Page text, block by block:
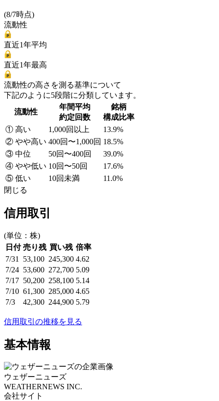
(8/7時点)
流動性
直近1年平均
直近1年最高
流動性の高さを測る基準について
下記のように5段階に分類しています。
流動性
年間平均
約定回数
銘柄
構成比率
① 高い
1,000回以上
13.9%
② やや高い 400回〜1,000回 18.5%
③ 中位
50回〜400回
39.0%
④ やや低い 10回〜50回
17.6%
⑤ 低い
10回未満
11.0%
閉じる
信用取引
(単位：株)
日付 売り残 買い残 倍率
7/31
53,100 245,300 4.62
7/24 53,600 272,700 5.09
7/17 50,200 258,100 5.14
7/10 61,300 285,000 4.65
7/3
42,300 244,900 5.79
信用取引の推移を見る
基本情報
ウェザーニューズ
WEATHERNEWS INC.
会社サイト